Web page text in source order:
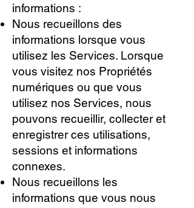
informations :
Nous recueillons des
informations lorsque vous
utilisez les Services. Lorsque
vous visitez nos Propriétés
numériques ou que vous
utilisez nos Services, nous
pouvons recueillir, collecter et
enregistrer ces utilisations,
sessions et informations
connexes.
Nous recueillons les
informations que vous nous